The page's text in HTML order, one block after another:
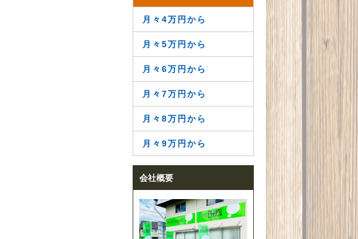
月々4万円から
月々5万円から
月々6万円から
月々7万円から
月々8万円から
月々9万円から
会社概要